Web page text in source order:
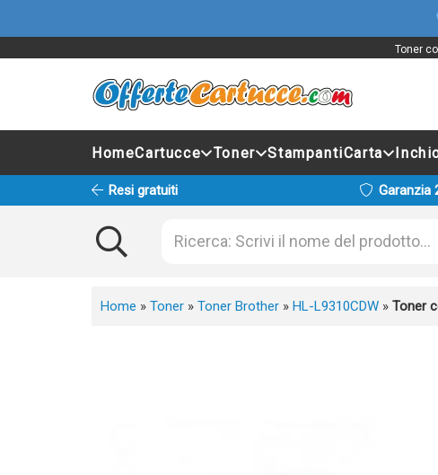
Toner
HomeCartucce Toner StampantiCarta
Resi gratuiti Garanzia
Home » Toner » Toner Brother » HL-L9310CDW » Toner